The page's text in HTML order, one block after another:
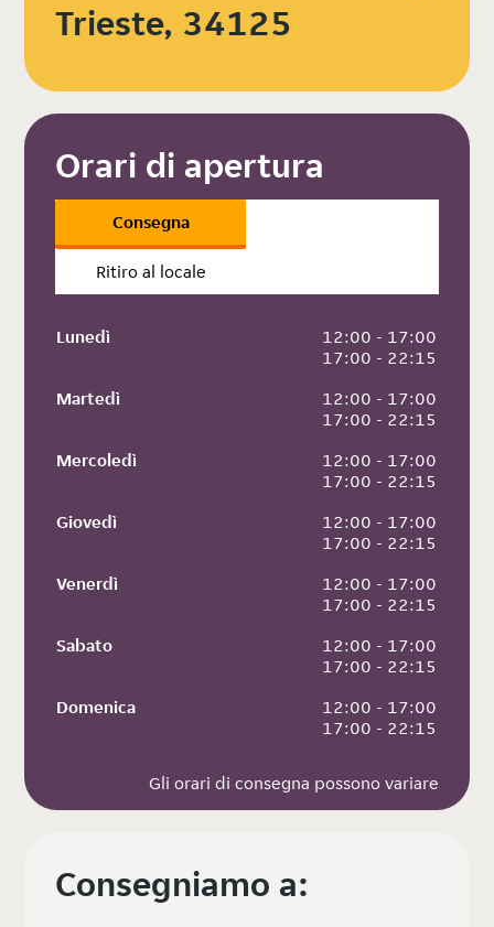
Trieste, 34125
Orari di apertura
Consegna
Ritiro al locale
Lunedì
12:00 - 17:00
17:00 - 22:15
Martedì
12:00 - 17:00
17:00 - 22:15
Mercoledì
12:00 - 17:00
17:00 - 22:15
Giovedì
12:00 - 17:00
17:00 - 22:15
Venerdì
12:00 - 17:00
17:00 - 22:15
Sabato
12:00 - 17:00
17:00 - 22:15
Domenica
12:00 - 17:00
17:00 - 22:15
Gli orari di consegna possono variare
Consegniamo a: